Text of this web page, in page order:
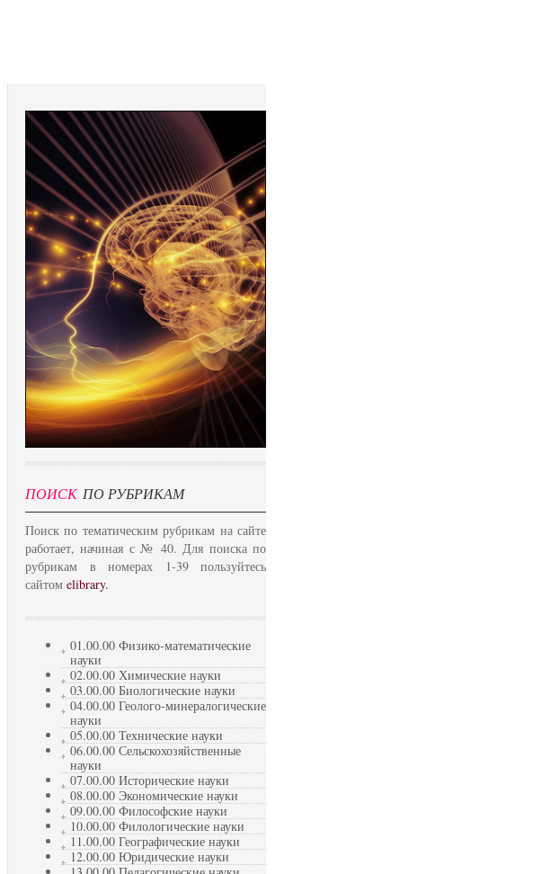
ПОИСК ПО РУБРИКАМ
Поиск по тематическим рубрикам на сайте
работает, начиная с № 40. Для поиска по
рубрикам в номерах 1-39 пользуйтесь
сайтом elibrary.
01.00.00 Физико-математические
науки
02.00.00 Химические науки
03.00.00 Биологические науки
04.00.00 Геолого-минералогические
науки
05.00.00 Технические науки
06.00.00 Сельскохозяйственные
науки
07.00.00 Исторические науки
08.00.00 Экономические науки
09.00.00 Философские науки
10.00.00 Филологические науки
11.00.00 Географические науки
12.00.00 Юридические науки